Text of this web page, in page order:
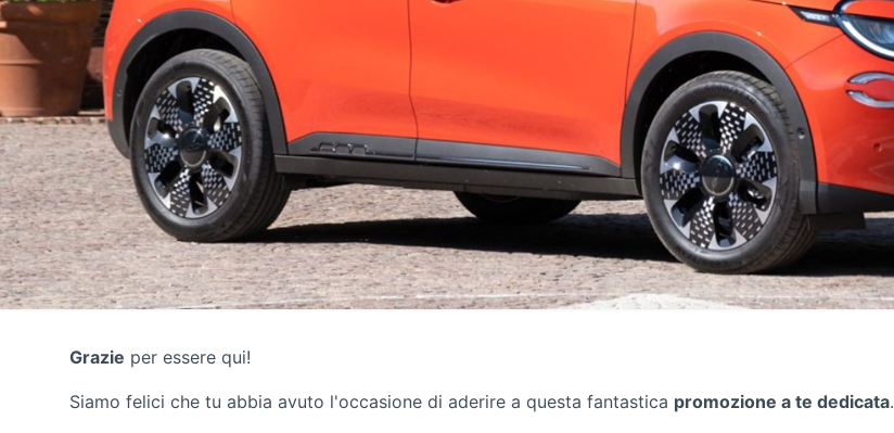
Grazie per essere qui!
Siamo felici che tu abbia avuto l'occasione di aderire a questa fantastica promozione a te dedicata.